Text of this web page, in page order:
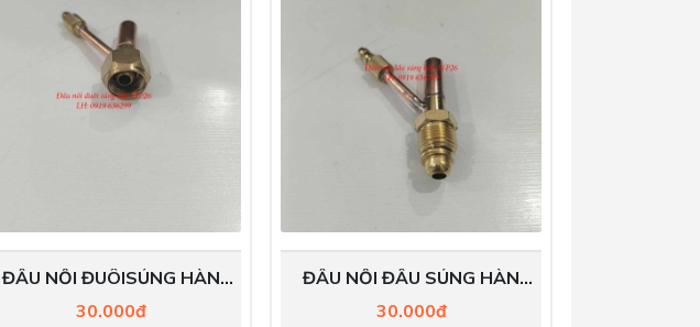
ĐẦU NỐI ĐUÔISÚNG HÀN
TIG WP26
30.000đ
ĐẦU NỐI ĐẦU SÚNG HÀN
TIG WP26
30.000đ